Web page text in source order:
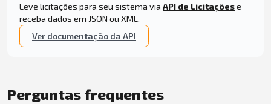
Leve licitações para seu sistema via API de Licitaçõese
receba dados em JSON ou XML.
Ver documentação da API
Perguntas frequentes